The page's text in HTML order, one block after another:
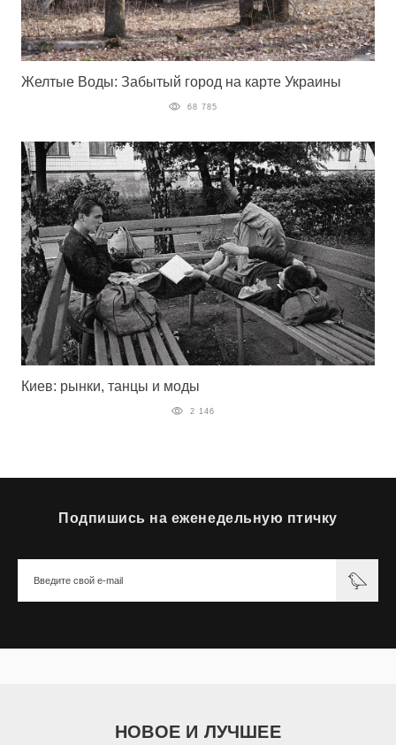
Желтые Воды: Забытый город на карте Украины
68 785
Киев: рынки, танцы и моды
2 146
Подпишись на еженедельную птичку
НОВОЕ И ЛУЧШЕЕ